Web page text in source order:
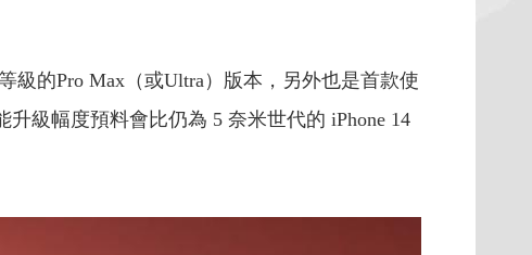
的Pro Max（或Ultra）版本，另外也是首款使
級幅度預料會比仍為 5 奈米世代的 iPhone 14